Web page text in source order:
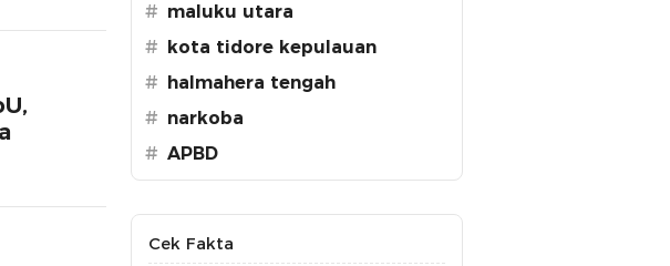
# maluku utara
#
kota tidore kepulauan
#
halmahera tengah
# narkoba
# APBD
Cek Fakta